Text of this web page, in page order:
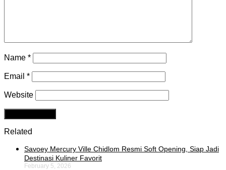
Name *
Email *
Website
Related
Savoey Mercury Ville Chidlom Resmi Soft Opening, Siap Jadi
Destinasi Kuliner Favorit
February 5, 2026